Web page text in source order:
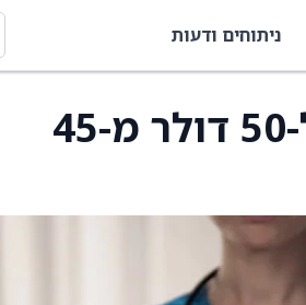
ניתוחים ודעות
מחיר היעד של Veracyte הועלה ל-50 דולר מ-45